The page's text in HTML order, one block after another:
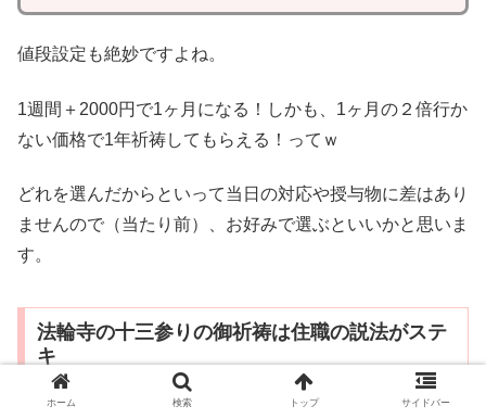
値段設定も絶妙ですよね。
1週間＋2000円で1ヶ月になる！しかも、1ヶ月の２倍行か
ない価格で1年祈祷してもらえる！ってｗ
どれを選んだからといって当日の対応や授与物に差はあり
ませんので（当たり前）、お好みで選ぶといいかと思いま
す。
法輪寺の十三参りの御祈祷は住職の説法がステ
キ
ホーム 検索 トップ サイドバー